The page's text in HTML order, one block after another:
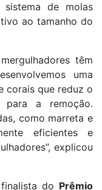
sistema de molas
ao tamanho do
têm
uma
corais que reduz o
a remoção.
como marreta e
eficientes e
explicou
do Prêmio